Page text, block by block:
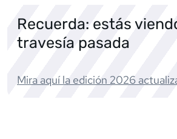
Recuerda: estás
travesía pasada
Mira aquí la edición 2026